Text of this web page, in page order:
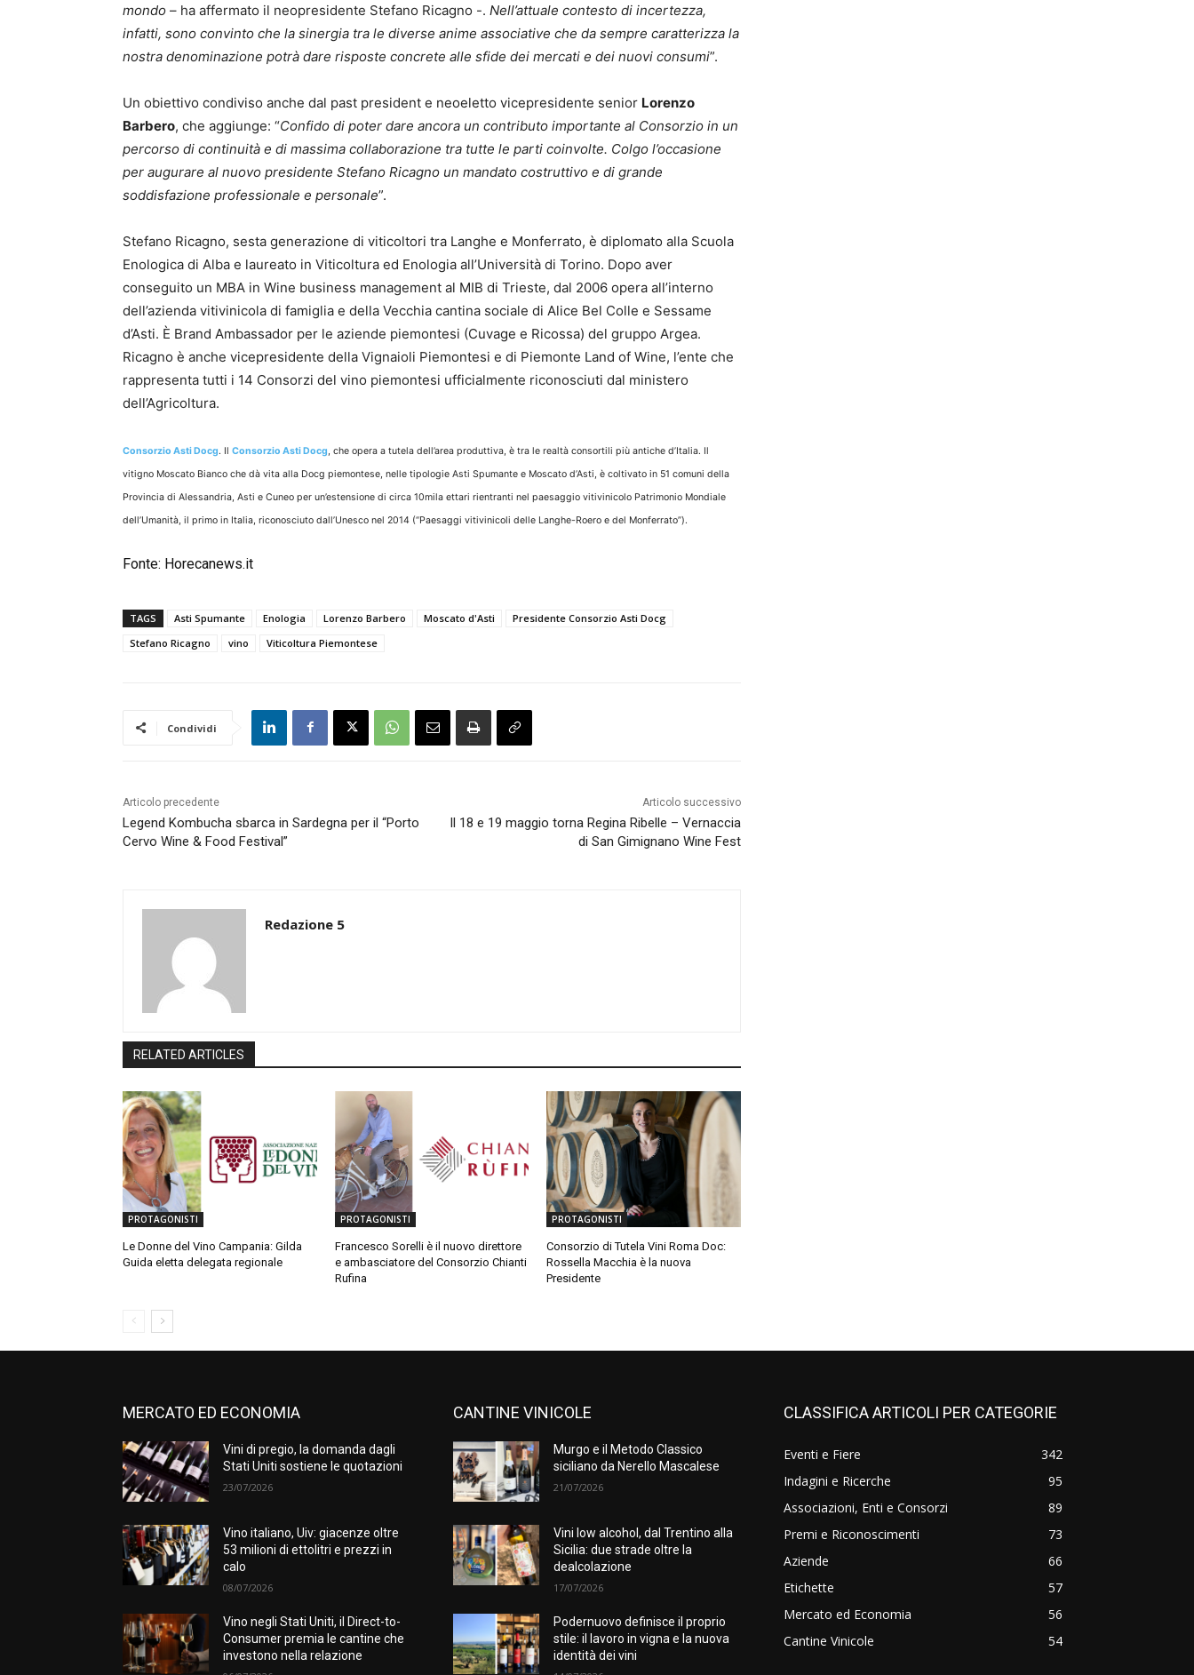
mondo – ha affermato il neopresidente Stefano Ricagno -. Nell’attuale contesto di incertezza,
infatti, sono convinto che la sinergia tra le diverse anime associative che da sempre caratterizza la
nostra denominazione potrà dare risposte concrete alle sfide dei mercati e dei nuovi consumi”.
Un obiettivo condiviso anche dal past president e neoeletto vicepresidente senior Lorenzo
Barbero, che aggiunge: “Confido di poter dare ancora un contributo importante al Consorzio in un
percorso di continuità e di massima collaborazione tra tutte le parti coinvolte. Colgo l’occasione
per augurare al nuovo presidente Stefano Ricagno un mandato costruttivo e di grande
soddisfazione professionale e personale”.
Stefano Ricagno, sesta generazione di viticoltori tra Langhe e Monferrato, è diplomato alla Scuola
Enologica di Alba e laureato in Viticoltura ed Enologia all’Università di Torino. Dopo aver
conseguito un MBA in Wine business management al MIB di Trieste, dal 2006 opera all’interno
dell’azienda vitivinicola di famiglia e della Vecchia cantina sociale di Alice Bel Colle e Sessame
d’Asti. È Brand Ambassador per le aziende piemontesi (Cuvage e Ricossa) del gruppo Argea.
Ricagno è anche vicepresidente della Vignaioli Piemontesi e di Piemonte Land of Wine, l’ente che
rappresenta tutti i 14 Consorzi del vino piemontesi ufficialmente riconosciuti dal ministero
dell’Agricoltura.
Consorzio Asti Docg. Il Consorzio Asti Docg, che opera a tutela dell’area produttiva, è tra le realtà consortili più antiche d’Italia. Il
vitigno Moscato Bianco che dà vita alla Docg piemontese, nelle tipologie Asti Spumante e Moscato d’Asti, è coltivato in 51 comuni della
Provincia di Alessandria, Asti e Cuneo per un’estensione di circa 10mila ettari rientranti nel paesaggio vitivinicolo Patrimonio Mondiale
dell’Umanità, il primo in Italia, riconosciuto dall’Unesco nel 2014 (“Paesaggi vitivinicoli delle Langhe-Roero e del Monferrato”).
Fonte: Horecanews.it
TAGS Asti Spumante Enologia Lorenzo Barbero Moscato d'Asti
Presidente Consorzio Asti Docg
Stefano Ricagno
vino Viticoltura Piemontese
Condividi
Articolo precedente
Legend Kombucha sbarca in Sardegna per il “Porto
Cervo Wine & Food Festival”
Articolo successivo
Il 18 e 19 maggio torna Regina Ribelle – Vernaccia
di San Gimignano Wine Fest
Redazione 5
RELATED ARTICLES
PROTAGONISTI
Le Donne del Vino Campania: Gilda
Guida eletta delegata regionale
PROTAGONISTI
Francesco Sorelli è il nuovo direttore
e ambasciatore del Consorzio Chianti
Rufina
PROTAGONISTI
Consorzio di Tutela Vini Roma Doc:
Rossella Macchia è la nuova
Presidente
MERCATO ED ECONOMIA
Vini di pregio, la domanda dagli
Stati Uniti sostiene le quotazioni
23/07/2026
Vino italiano, Uiv: giacenze oltre
53 milioni di ettolitri e prezzi in
calo
08/07/2026
Vino negli Stati Uniti, il Direct-to-
Consumer premia le cantine che
investono nella relazione
CANTINE VINICOLE
Murgo e il Metodo Classico
siciliano da Nerello Mascalese
21/07/2026
Vini low alcohol, dal Trentino alla
Sicilia: due strade oltre la
dealcolazione
17/07/2026
Podernuovo definisce il proprio
stile: il lavoro in vigna e la nuova
identità dei vini
CLASSIFICA ARTICOLI PER CATEGORIE
Eventi e Fiere
342
Indagini e Ricerche
95
Associazioni, Enti e Consorzi
89
Premi e Riconoscimenti
73
Aziende
66
Etichette
57
Mercato ed Economia
56
Cantine Vinicole
54